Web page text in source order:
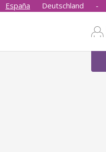
España Deutschland -